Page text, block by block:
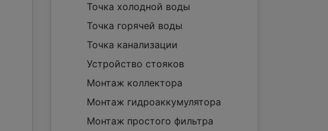
Точка холодной воды
Точка горячей воды
Точка канализации
Устройство стояков
Монтаж коллектора
Монтаж гидроаккумулятора
Монтаж простого фильтра